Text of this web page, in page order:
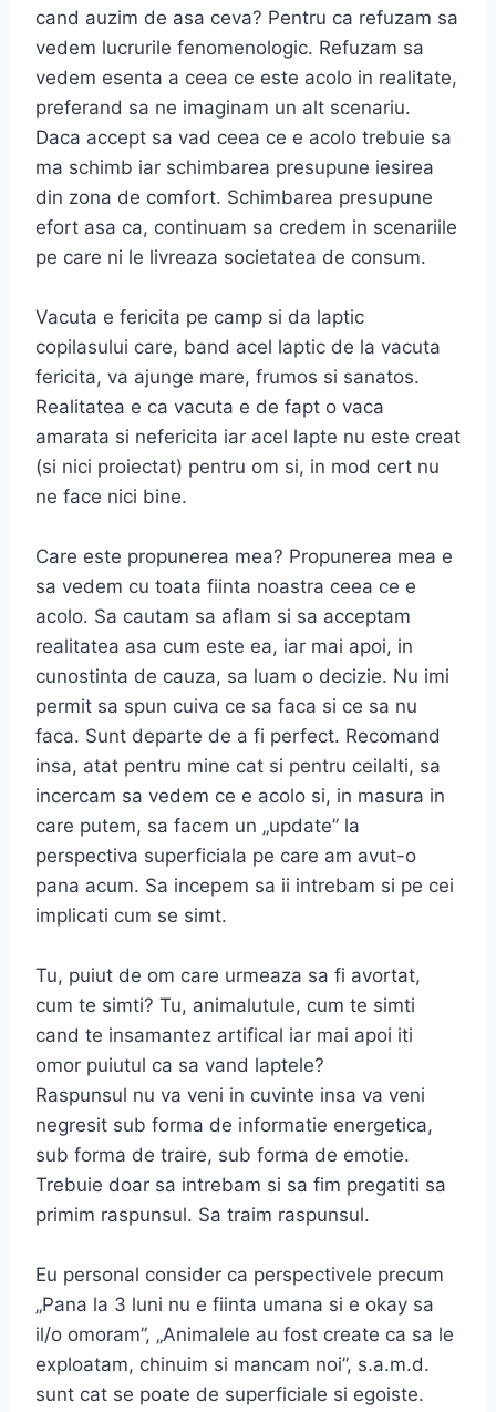
cand auzim de asa ceva? Pentru ca refuzam sa
vedem lucrurile fenomenologic. Refuzam sa
vedem esenta a ceea ce este acolo in realitate,
preferand sa ne imaginam un alt scenariu.
Daca accept sa vad ceea ce e acolo trebuie sa
ma schimb iar schimbarea presupune iesirea
din zona de comfort. Schimbarea presupune
efort asa ca, continuam sa credem in scenariile
pe care ni le livreaza societatea de consum.
Vacuta e fericita pe camp si da laptic
copilasului care, band acel laptic de la vacuta
fericita, va ajunge mare, frumos si sanatos.
Realitatea e ca vacuta e de fapt o vaca
amarata si nefericita iar acel lapte nu este creat
(si nici proiectat) pentru om si, in mod cert nu
ne face nici bine.
Care este propunerea mea? Propunerea mea e
sa vedem cu toata fiinta noastra ceea ce e
acolo. Sa cautam sa aflam si sa acceptam
realitatea asa cum este ea, iar mai apoi, in
cunostinta de cauza, sa luam o decizie. Nu imi
permit sa spun cuiva ce sa faca si ce sa nu
faca. Sunt departe de a fi perfect. Recomand
insa, atat pentru mine cat si pentru ceilalti, sa
incercam sa vedem ce e acolo si, in masura in
care putem, sa facem un „update” la
perspectiva superficiala pe care am avut-o
pana acum. Sa incepem sa ii intrebam si pe cei
implicati cum se simt.
Tu, puiut de om care urmeaza sa fi avortat,
cum te simti? Tu, animalutule, cum te simti
cand te insamantez artifical iar mai apoi iti
omor puiutul ca sa vand laptele?
Raspunsul nu va veni in cuvinte insa va veni
negresit sub forma de informatie energetica,
sub forma de traire, sub forma de emotie.
Trebuie doar sa intrebam si sa fim pregatiti sa
primim raspunsul. Sa traim raspunsul.
Eu personal consider ca perspectivele precum
„Pana la 3 luni nu e fiinta umana si e okay sa
il/o omoram”, „Animalele au fost create ca sa le
exploatam, chinuim si mancam noi”, s.a.m.d.
sunt cat se poate de superficiale si egoiste.